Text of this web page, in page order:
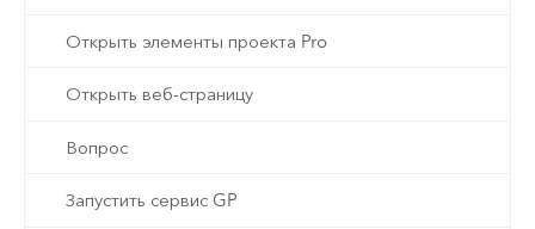
Открыть элементы проекта Pro
Открыть веб-страницу
Вопрос
Запустить сервис GP